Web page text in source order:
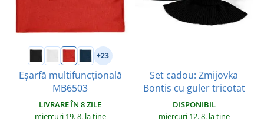
+23
Eșarfă multifuncțională
MB6503
LIVRARE ÎN 8 ZILE
miercuri 19. 8. la tine
Set cadou: Zmijovka
Bontis cu guler tricotat
DISPONIBIL
miercuri 12. 8. la tine